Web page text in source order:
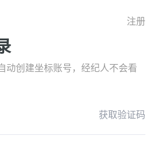
注册
动创建坐标账号，经纪人不会看
获取验证码